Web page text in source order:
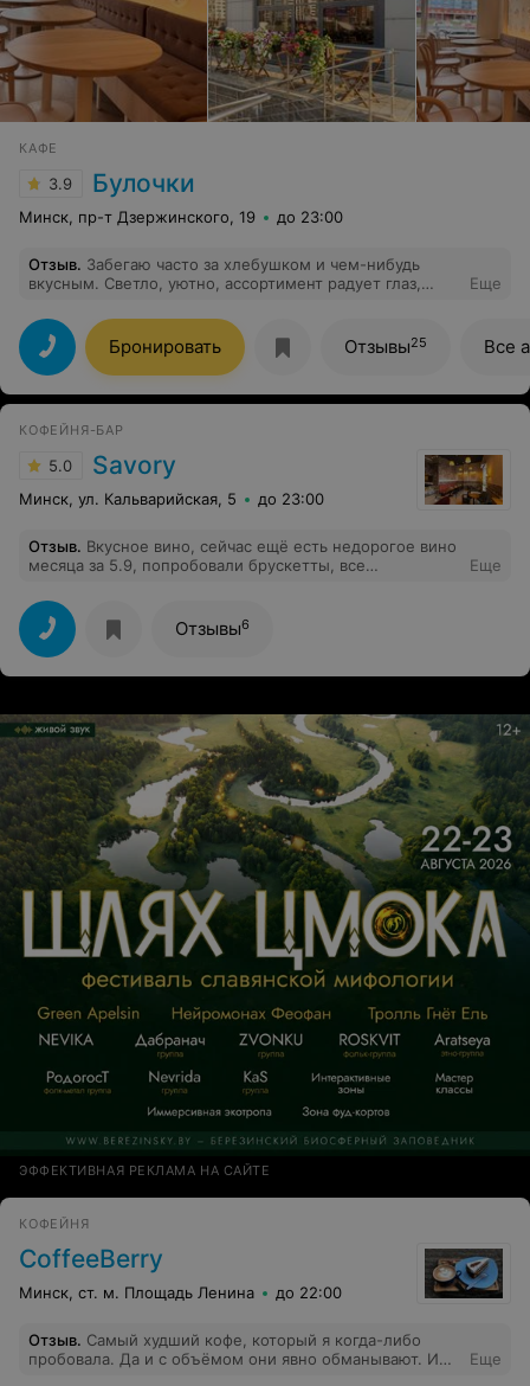
КАФЕ
3.9 Булочки
Минск, пр-т Дзержинского, 19 до 23:00
Отзыв. Забегаю часто за хлебушком и чем-нибудь
вкусным. Светло, уютно, ассортимент радует глаз,
что открылись рядом со мной!)
Еще
Бронировать Отзывы25 Все
КОФЕЙНЯ-БАР
5.0 Savory
Минск, ул. Кальварийская, 5 до 23:00
Отзыв. Вкусное вино, сейчас ещё есть недорогое вино
месяца за 5.9, попробовали брускетты, все
Еще
Отзывы6
ЭФФЕКТИВНАЯ РЕКЛАМА НА САЙТЕ
КОФЕЙНЯ
CoffeeBerry
Минск, ст. м. Площадь Ленина до 22:00
Отзыв. Самый худший кофе, который я когда-либо
пробовала. Да и с объёмом они явно обманывают. И
Еще